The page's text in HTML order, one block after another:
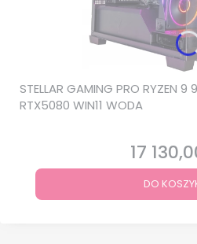
STELLAR GAMING PRO RYZEN
RTX5080 WIN11 WODA
Cena
17
DO